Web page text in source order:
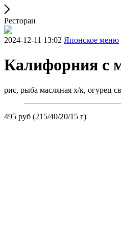
Ресторан
2024-12-11 13:02 Японское меню
Калифорния с
рис, рыба масляная х/к, огурец
495 руб (215/40/20/15 г)